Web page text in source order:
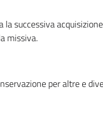
successiva
missiva.
per altre e